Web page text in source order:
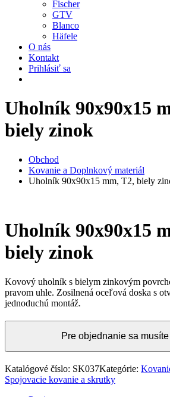
Fischer
GTV
Blanco
Häfele
O nás
Kontakt
Prihlásiť sa
Uholník 90x90x15
biely zinok
Obchod
Kovanie a Doplnkový materiál
Uholník 90x90x15 mm, T2, biely
Uholník 90x90x15
biely zinok
Kovový uholník s bielym zinkovým
pravom uhle. Zosilnená oceľová doska s
jednoduchú montáž.
Pre objednanie sa
Katalógové číslo: SK037Kategórie:
Spojovacie kovanie a skrutky